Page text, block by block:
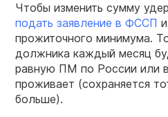
Чтобы изменить сумму
подать заявление в ФССП
прожиточного минимума.
должника каждый месяц
равную ПМ по России или в
проживает (сохраняется
больше).